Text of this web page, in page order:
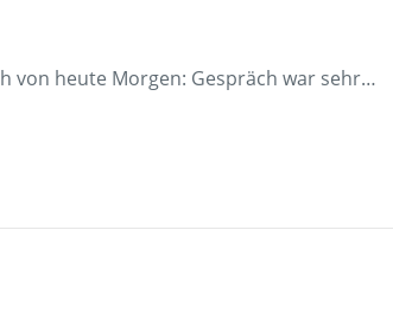
von heute Morgen: Gespräch war sehr…